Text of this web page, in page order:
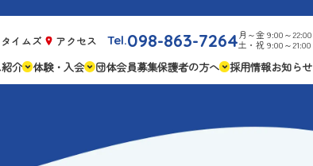
イムズ アクセス Tel.098-863-7264月～金 9:00～22:00
土・祝 9:00～21:00
介 体験・入会
キャンペーン情報
よくある質問
団体会員募集保護者の方へ
ゴールデンエイジ
採用情報お知らせ